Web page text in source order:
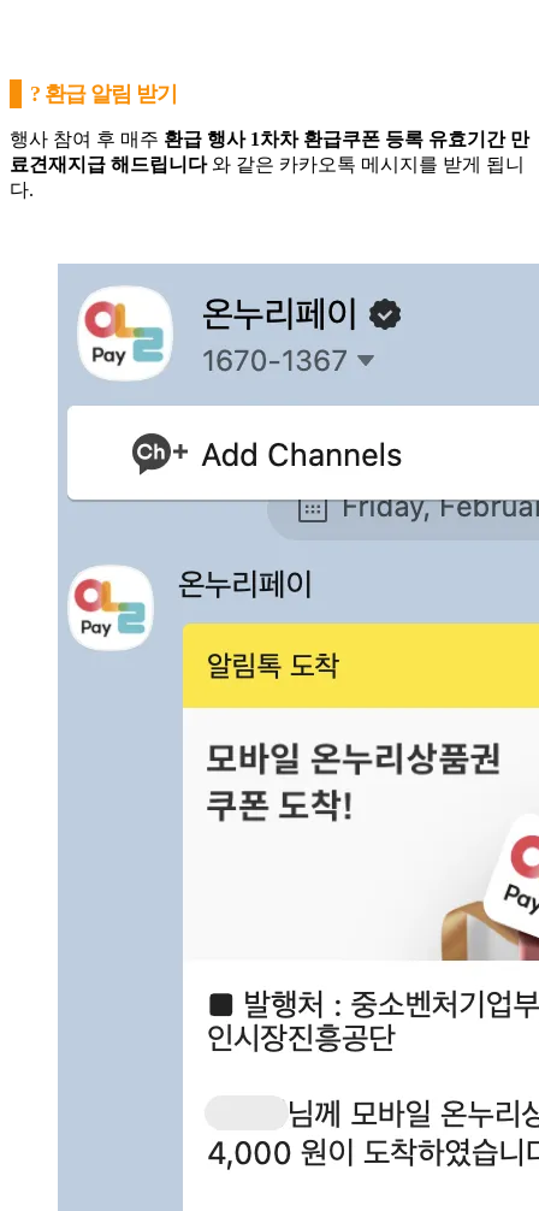
? 환급 알림 받기
행사 참여 후 매주 환급 행사 1차차 환급쿠폰 등록 유효기간 만
료견재지급 해드립니다와 같은 카카오톡 메시지를 받게 됩니
다.